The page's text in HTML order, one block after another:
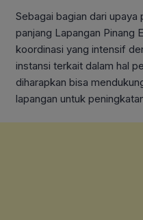
Sebagai bagian dari upaya
panjang Lapangan Pinang
koordinasi yang intensif
instansi terkait dalam hal
diharapkan bisa
lapangan untuk